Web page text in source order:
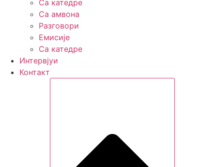
Са катедре
Са амвона
Разговори
Емисије
Са катедре
Интервјуи
Контакт